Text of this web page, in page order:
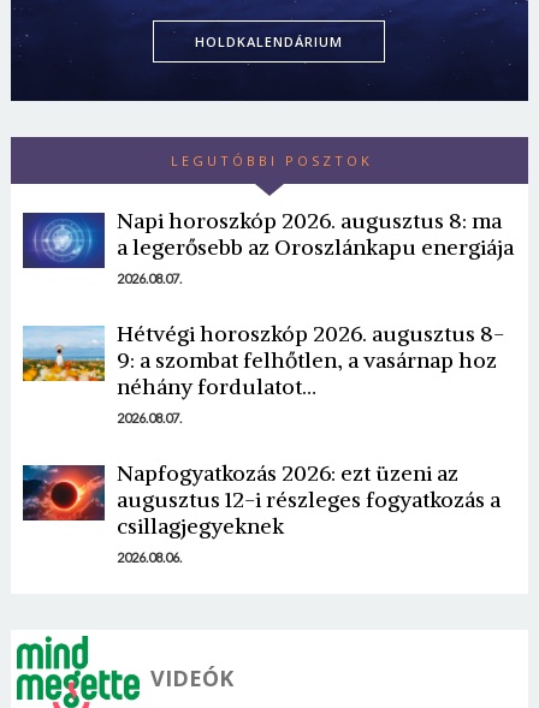
HOLDKALENDÁRIUM
LEGUTÓBBI POSZTOK
Napi horoszkóp 2026. augusztus 8: ma
a legerősebb az Oroszlánkapu energiája
2026.08.07.
Hétvégi horoszkóp 2026. augusztus 8-
9: a szombat felhőtlen, a vasárnap hoz
néhány fordulatot…
2026.08.07.
Napfogyatkozás 2026: ezt üzeni az
augusztus 12-i részleges fogyatkozás a
csillagjegyeknek
2026.08.06.
VIDEÓK